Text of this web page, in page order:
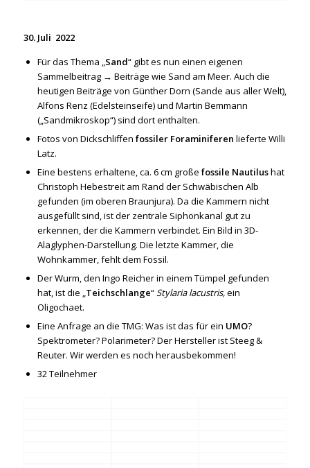
30. Juli 2022
Für das Thema „ Sand“ gibt es nun einen eigenen
Sammelbeitrag → Beiträge wie Sand am Meer. Auch die
heutigen Beiträge von Günther Dorn (Sande aus aller Welt),
Alfons Renz (Edelsteinseife) und Martin Bemmann
(„Sandmikroskop“) sind dort enthalten.
Fotos von Dickschliffen fossiler Foraminiferen lieferte Willi
Latz.
Eine bestens erhaltene, ca. 6 cm große fossile Nautilushat
Christoph Hebestreit am Rand der Schwäbischen Alb
gefunden (im oberen Braunjura). Da die Kammern nicht
ausgefüllt sind, ist der zentrale Siphonkanal gut zu
erkennen, der die Kammern verbindet. Ein Bild in 3D-
Alaglyphen-Darstellung. Die letzte Kammer, die
Wohnkammer, fehlt dem Fossil.
Der Wurm, den Ingo Reicher in einem Tümpel gefunden
hat, ist die „ Teichschlange“ Stylaria lacustris,ein
Oligochaet.
Eine Anfrage an die TMG: Was ist das für ein UMO?
Spektrometer? Polarimeter? Der Hersteller ist Steeg &
Reuter. Wir werden es noch herausbekommen!
32 Teilnehmer